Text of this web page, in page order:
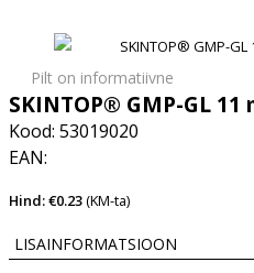
Pilt on informatiivne
SKINTOP® GMP-GL
Kood: 53019020
EAN:
Hind: €0.23(KM-ta)
LISAINFORMATSIOON